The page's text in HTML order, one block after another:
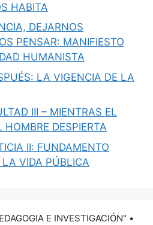
HABITA
DEJARNOS
PENSAR: MANIFIESTO
HUMANISTA
LA VIGENCIA DE LA
III – MIENTRAS EL
DESPIERTA
II: FUNDAMENTO
LA VIDA PÚBLICA
E INVESTIGACIÓN" •